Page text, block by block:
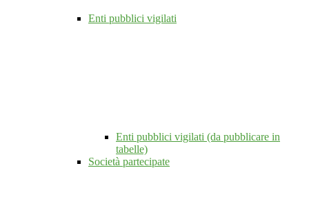
Enti pubblici vigilati
Enti pubblici vigilati (da pubblicare in
tabelle)
Società partecipate